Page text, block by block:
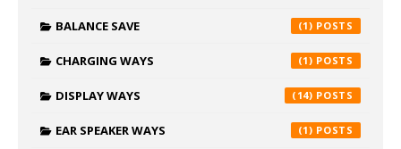
BALANCE SAVE (1)
CHARGING WAYS (1)
DISPLAY WAYS (14)
EAR SPEAKER WAYS (1)